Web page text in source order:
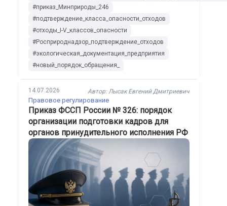
#приказ_Минприроды_246
#подтверждение_класса_опасности_отходов
#отходы_I-V_классов_опасности
#Росприроднадзор_подтверждение_отходов
#экологическая_документация_предприятия
#новый_порядок_обращения_
14.07.2026 Автор: Лысак Евгений Дмитриевич
Правовое регулирование
Приказ ФССП России № 326: порядок
организации подготовки кадров для
органов принудительного исполнения РФ